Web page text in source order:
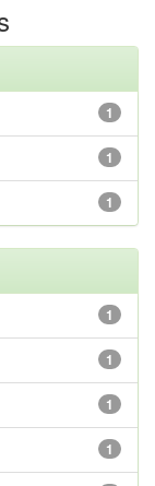
1
1
1
1
1
1
1